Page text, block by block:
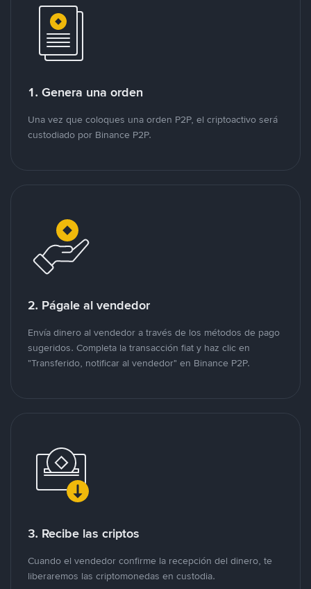
1. Genera una orden
Una vez que coloques una orden P2P, el criptoactivo será
custodiado por Binance P2P.
2. Págale al vendedor
Envía dinero al vendedor a través de los métodos de pago
sugeridos. Completa la transacción fiat y haz clic en
"Transferido, notificar al vendedor" en Binance P2P.
3. Recibe las criptos
Cuando el vendedor confirme la recepción del dinero, te
liberaremos las criptomonedas en custodia.